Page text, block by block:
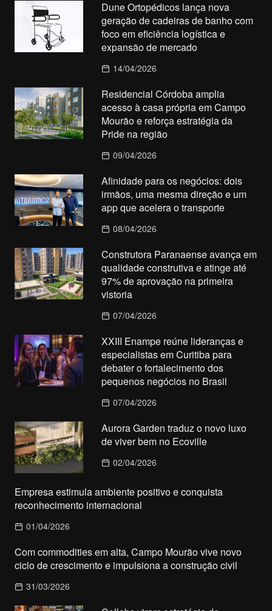
Dune Ortopédicos lança nova
geração de cadeiras de banho com
foco em eficiência logística e
expansão de mercado
14/04/2026
Residencial Córdoba amplia
acesso à casa própria em Campo
Mourão e reforça estratégia da
Pride na região
09/04/2026
Afinidade para os negócios: dois
irmãos, uma mesma direção e um
app que acelera o transporte
08/04/2026
Construtora Paranaense avança em
qualidade construtiva e atinge até
97% de aprovação na primeira
vistoria
07/04/2026
XXIII Enampe reúne lideranças e
especialistas em Curitiba para
debater o fortalecimento dos
pequenos negócios no Brasil
07/04/2026
Aurora Garden traduz o novo luxo
de viver bem no Ecoville
02/04/2026
Empresa estimula ambiente positivo e conquista
reconhecimento internacional
01/04/2026
Com commodities em alta, Campo Mourão vive novo
ciclo de crescimento e impulsiona a construção civil
31/03/2026